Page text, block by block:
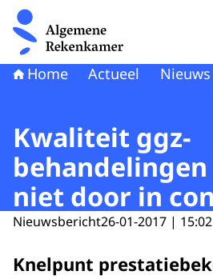
Naar de homepage van
Home Actueel Nieuws
Kwaliteit ggz-
niet door in
Nieuwsbericht26-01-2017 | 15:02
Knelpunt